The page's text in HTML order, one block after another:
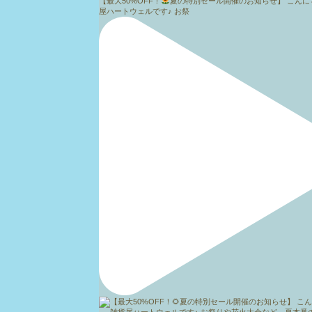
屋ハートウェルです♪ お祭